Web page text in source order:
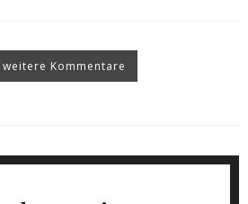
weitere Kommentare